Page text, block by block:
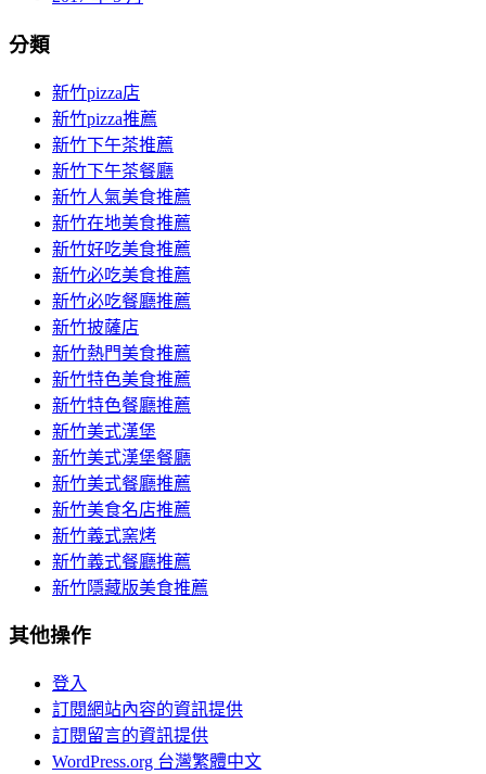
分類
新竹pizza店
新竹pizza推薦
新竹下午茶推薦
新竹下午茶餐廳
新竹人氣美食推薦
新竹在地美食推薦
新竹好吃美食推薦
新竹必吃美食推薦
新竹必吃餐廳推薦
新竹披薩店
新竹熱門美食推薦
新竹特色美食推薦
新竹特色餐廳推薦
新竹美式漢堡
新竹美式漢堡餐廳
新竹美式餐廳推薦
新竹美食名店推薦
新竹義式窯烤
新竹義式餐廳推薦
新竹隱藏版美食推薦
其他操作
登入
訂閱網站內容的資訊提供
訂閱留言的資訊提供
WordPress.org 台灣繁體中文